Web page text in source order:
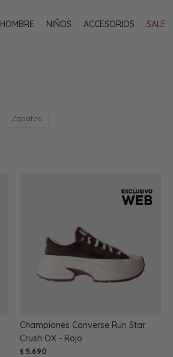
HOMBRE NIÑOS ACCESORIOS SALE
Zapatos
Championes Converse Run Star
Crush OX - Rojo
$ 5.690